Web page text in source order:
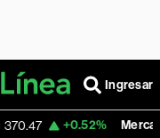
Ingresar
MercadoLibre